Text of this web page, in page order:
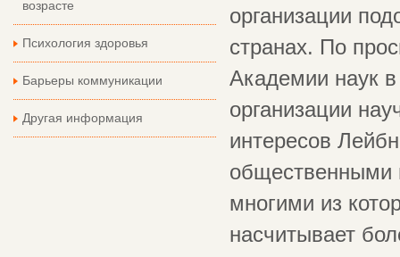
возрасте
Психология здоровья
Барьеры коммуникации
Другая информация
организации
странах. По
Академии наук в
организации
интересов
общественными
многими из
насчитывает